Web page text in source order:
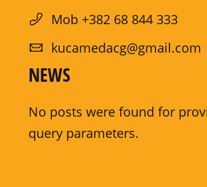
Mob +382 68 844 333
kucamedacg@gmail.com
NEWS
No posts were found for
query parameters.